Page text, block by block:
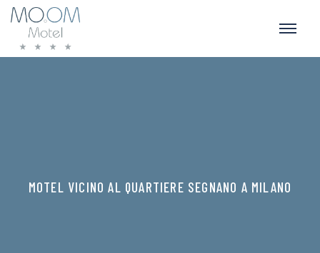
MOTEL VICINO AL QUARTIERE SEGNANO A MILANO